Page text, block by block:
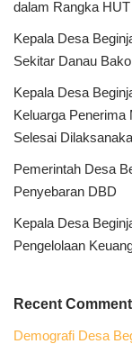
dalam Rangka
Kepala Desa
Sekitar Danau
Kepala Desa
Keluarga Penerima
Selesai
Pemerintah Desa
Penyebaran DBD
Kepala Desa
Pengelolaan
Recent
Demografi Desa